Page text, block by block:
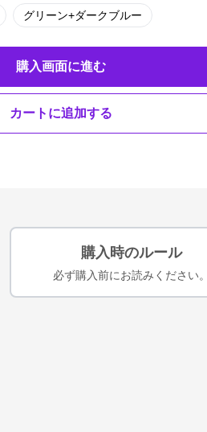
グリーン+ダークブルー
購入画面に進む
カートに追加する
購入時のルール
必ず購入前にお読みください。